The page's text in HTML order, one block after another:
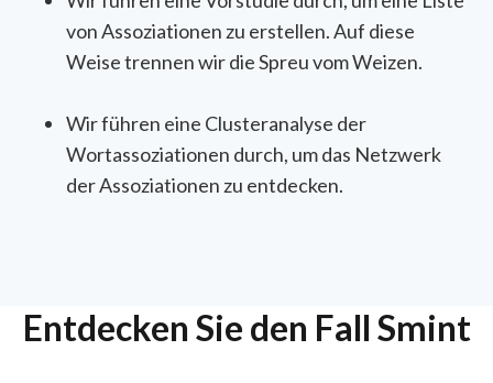
von Assoziationen zu erstellen. Auf diese
Weise trennen wir die Spreu vom Weizen.
Wir führen eine Clusteranalyse der
Wortassoziationen durch, um das Netzwerk
der Assoziationen zu entdecken.
Entdecken Sie den Fall Smint